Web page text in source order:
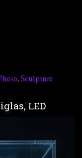
, Sculpture
LED